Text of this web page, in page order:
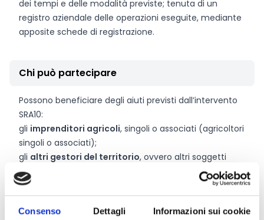
Consenso Dettagli Informazioni sui cookie
dei tempi e delle modalità previste; tenuta di un
registro aziendale delle operazioni eseguite, mediante
apposite schede di registrazione.
Chi può partecipare
Possono beneficiare degli aiuti previsti dall’intervento
SRA10:
gli imprenditori agricoli, singoli o associati (agricoltori
singoli o associati);
gli altri gestori del territorio, ovvero altri soggetti
pubblici o privati, anche associati, che gestiscono
direttamente le superfici interessate.
Tutti i richiedenti devono:
essere iscritti all’
Anagrafe delle Aziende agricolecon